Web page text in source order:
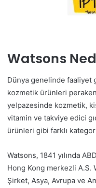
Watsons
Dünya genelinde faaliyet
kozmetik ürünleri
yelpazesinde kozmetik,
vitamin ve takviye edici
ürünleri gibi farklı
Watsons, 1841 yılında
Hong Kong merkezli A.S.
Şirket, Asya, Avrupa ve